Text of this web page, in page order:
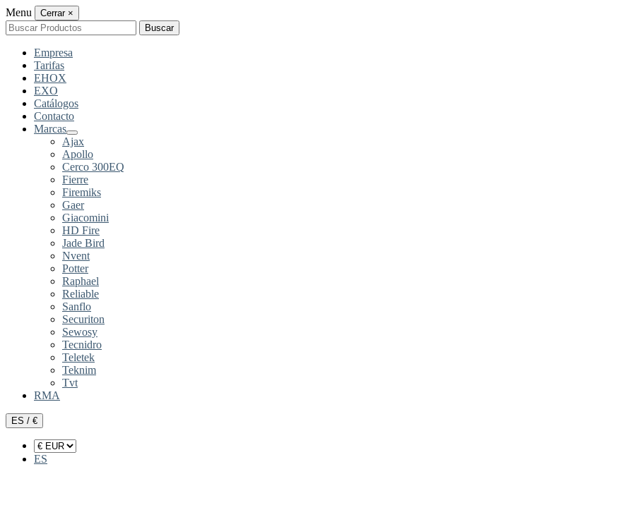
Menu Cerrar ×
Buscar
por:
Buscar
Empresa
Tarifas
EHOX
EXO
Catálogos
Contacto
Marcas
Ajax
Apollo
Cerco 300EQ
Fierre
Firemiks
Gaer
Giacomini
HD Fire
Jade Bird
Nvent
Potter
Raphael
Reliable
Sanflo
Securiton
Sewosy
Tecnidro
Teletek
Teknim
Tvt
RMA
ES / €
ES